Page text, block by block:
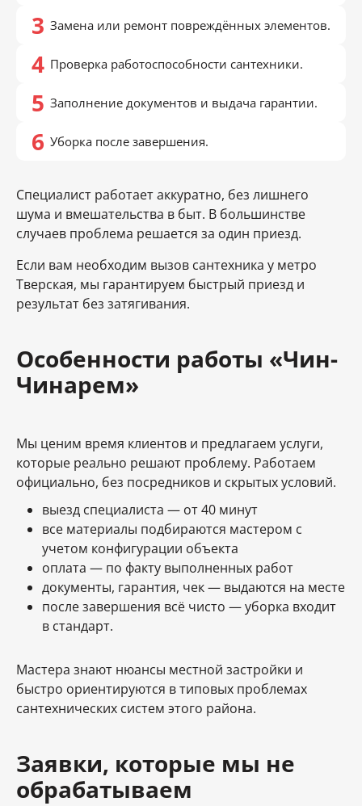
Замена или ремонт повреждённых элементов.
Проверка работоспособности сантехники.
Заполнение документов и выдача гарантии.
Уборка после завершения.
Специалист работает аккуратно, без лишнего
шума и вмешательства в быт. В большинстве
случаев проблема решается за один приезд.
Если вам необходим вызов сантехника у метро
Тверская, мы гарантируем быстрый приезд и
результат без затягивания.
Особенности работы «Чин-
Чинарем»
Мы ценим время клиентов и предлагаем услуги,
которые реально решают проблему. Работаем
официально, без посредников и скрытых условий.
выезд специалиста — от 40 минут
все материалы подбираются мастером с
учетом конфигурации объекта
оплата — по факту выполненных работ
документы, гарантия, чек — выдаются на месте
после завершения всё чисто — уборка входит
в стандарт.
Мастера знают нюансы местной застройки и
быстро ориентируются в типовых проблемах
сантехнических систем этого района.
Заявки, которые мы не
обрабатываем